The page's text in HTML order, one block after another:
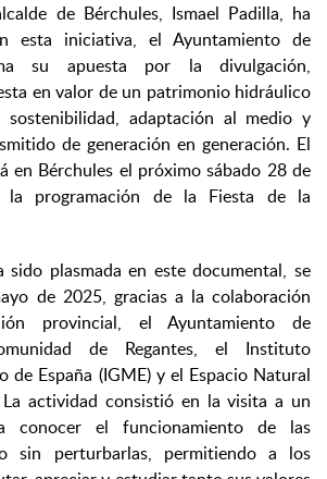
de Bérchules, Ismael Padilla, ha
esta iniciativa, el Ayuntamiento de
su apuesta por la divulgación,
en valor de un patrimonio hidráulico
sostenibilidad, adaptación al medio y
de generación en generación. El
en Bérchules el próximo sábado 28 de
la programación de la Fiesta de la
sido plasmada en este documental, se
de 2025, gracias a la colaboración
provincial, el Ayuntamiento de
de Regantes, el Instituto
de España (IGME) y el Espacio Natural
actividad consistió en la visita a un
conocer el funcionamiento de las
sin perturbarlas, permitiendo a los